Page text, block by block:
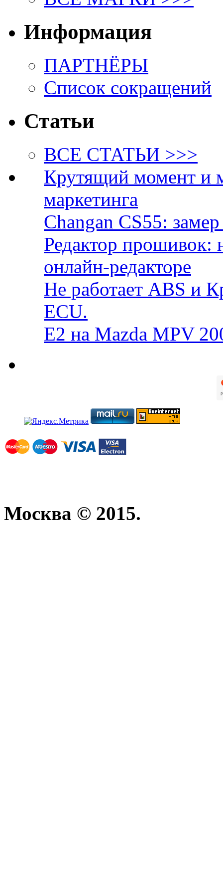
Информация
ПАРТНЁРЫ
Список сокращений
Статьи
ВСЕ СТАТЬИ >>>
Крутящий момент и
маркетинга
Changan CS55:
Редактор прошивок:
онлайн-редакторе
Не работает ABS и
ECU.
E2 на Mazda MPV
Москва © 2015.